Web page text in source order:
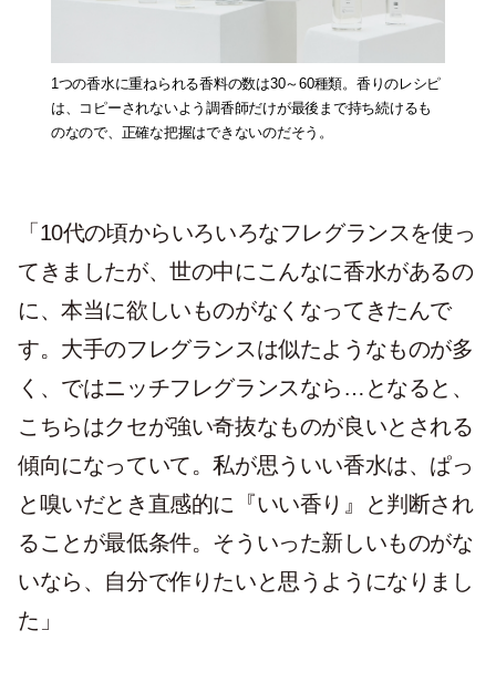
1つの香水に重ねられる香料の数は30～60種類。香りのレシピ
は、コピーされないよう調香師だけが最後まで持ち続けるも
のなので、正確な把握はできないのだそう。
「10代の頃からいろいろなフレグランスを使っ
てきましたが、世の中にこんなに香水があるの
に、本当に欲しいものがなくなってきたんで
す。大手のフレグランスは似たようなものが多
く、ではニッチフレグランスなら…となると、
こちらはクセが強い奇抜なものが良いとされる
傾向になっていて。私が思ういい香水は、ぱっ
と嗅いだとき直感的に『いい香り』と判断され
ることが最低条件。そういった新しいものがな
いなら、自分で作りたいと思うようになりまし
た」